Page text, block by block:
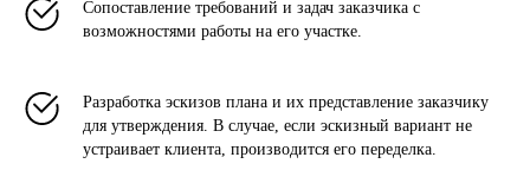
Сопоставление требований и задач заказчика с
возможностями работы на его участке.
Разработка эскизов плана и их представление заказчику
для утверждения. В случае, если эскизный вариант не
устраивает клиента, производится его переделка.